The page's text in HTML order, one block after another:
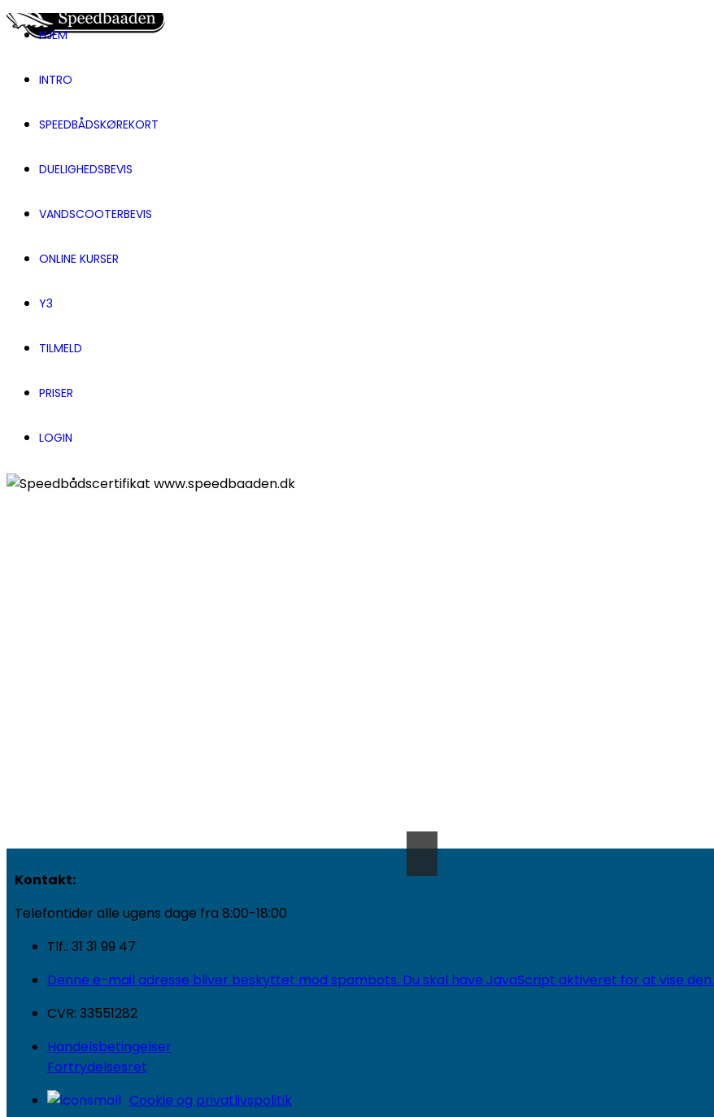
HJEM
INTRO
SPEEDBÅDSKØREKORT
DUELIGHEDSBEVIS
VANDSCOOTERBEVIS
ONLINE KURSER
Y3
TILMELD
PRISER
LOGIN
Kontakt:
Telefontider alle ugens dage fra 8:00-18:00
Tlf.: 31 31 99 47
Denne e-mail adresse bliver beskyttet mod spambots. Du skal have JavaScript aktiveret for at vise den.
CVR: 33551282
Handelsbetingelser
Fortrydelsesret
Cookie og privatlivspolitik